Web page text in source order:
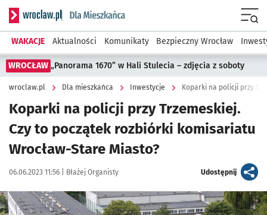
Serwis informacyjny wroclaw.pl podserwis: Dla mieszkańca
WAKACJE Aktualności Komunikaty Bezpieczny Wrocław
WROCŁAW „Panorama 1670” w Hali Stulecia – zdjęcia z soboty
wroclaw.pl Dla mieszkańca Inwestycje
Koparki na policji przy Trzemeskiej.
Czy to początek rozbiórki komisariatu
Wrocław-Stare Miasto?
Data publikacji:
06.06.2023 11:56 | Autor:
Błażej Organisty Udostępnijartykuł
Kliknij, aby zobaczyć galerię